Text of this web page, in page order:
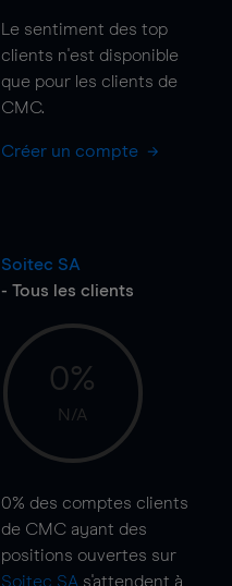
Le sentiment des top
clients n'est disponible
que pour les clients de
CMC.
Créer un compte
Soitec SA
- Tous les clients
0%
N/A
0% des comptes clients
de CMC ayant des
positions ouvertes sur
Soitec SA s'attendent à